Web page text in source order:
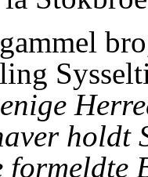
holdt